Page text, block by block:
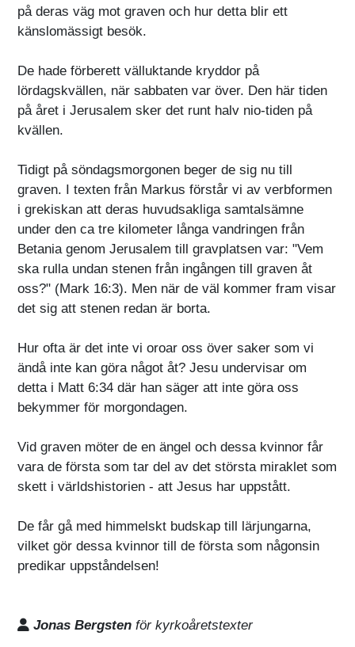
på deras väg mot graven och hur detta blir ett
känslomässigt besök.
De hade förberett välluktande kryddor på
lördagskvällen, när sabbaten var över. Den här tiden
på året i Jerusalem sker det runt halv nio-tiden på
kvällen.
Tidigt på söndagsmorgonen beger de sig nu till
graven. I texten från Markus förstår vi av verbformen
i grekiskan att deras huvudsakliga samtalsämne
under den ca tre kilometer långa vandringen från
Betania genom Jerusalem till gravplatsen var: "Vem
ska rulla undan stenen från ingången till graven åt
oss?" (Mark 16:3). Men när de väl kommer fram visar
det sig att stenen redan är borta.
Hur ofta är det inte vi oroar oss över saker som vi
ändå inte kan göra något åt? Jesu undervisar om
detta i Matt 6:34 där han säger att inte göra oss
bekymmer för morgondagen.
Vid graven möter de en ängel och dessa kvinnor får
vara de första som tar del av det största miraklet som
skett i världshistorien - att Jesus har uppstått.
De får gå med himmelskt budskap till lärjungarna,
vilket gör dessa kvinnor till de första som någonsin
predikar uppståndelsen!
Jonas Bergsten för kyrkoåretstexter